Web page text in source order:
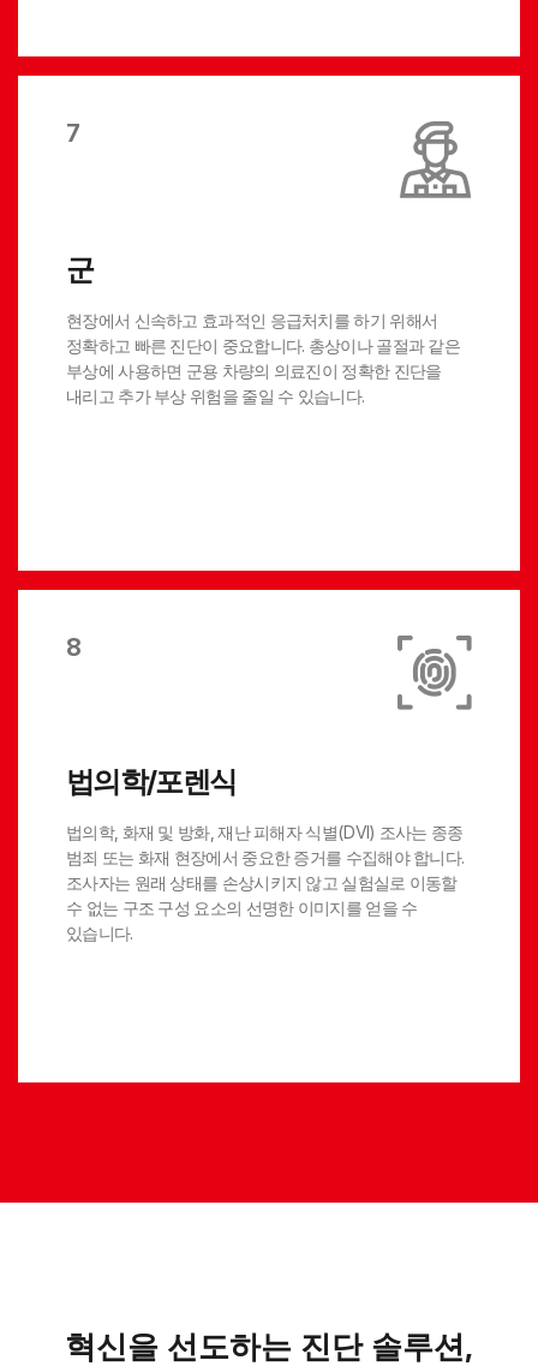
7
군
현장에서 신속하고 효과적인 응급처치를 하기 위해서
정확하고 빠른 진단이 중요합니다. 총상이나 골절과 같은
부상에 사용하면 군용 차량의 의료진이 정확한 진단을
내리고 추가 부상 위험을 줄일 수 있습니다.
8
법의학/포렌식
법의학, 화재 및 방화, 재난 피해자 식별(DVI) 조사는 종종
범죄 또는 화재 현장에서 중요한 증거를 수집해야 합니다.
조사자는 원래 상태를 손상시키지 않고 실험실로 이동할
수 없는 구조 구성 요소의 선명한 이미지를 얻을 수
있습니다.
혁신을 선도하는 진단 솔루션,